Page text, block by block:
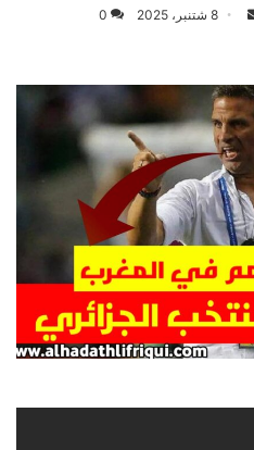
Send8 شتنبر، 2025 0